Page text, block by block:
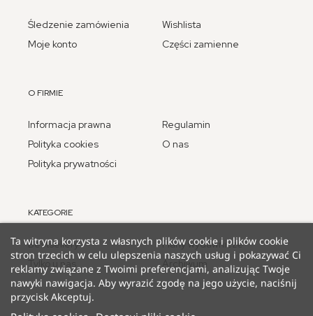
Śledzenie zamówienia
Moje konto
Wishlista
Części zamienne
O FIRMIE
Informacja prawna
Polityka cookies
Polityka prywatności
Regulamin
O nas
KATEGORIE
Bestsellery
Tylko u nas
Plany wydawnicze
Archiwum
Ta witryna korzysta z własnych plików cookie i plików cookie
stron trzecich w celu ulepszenia naszych usług i pokazywać Ci
reklamy związane z Twoimi preferencjami, analizując Twoje
nawyki nawigacja. Aby wyrazić zgodę na jego użycie, naciśnij
przycisk Akceptuj.